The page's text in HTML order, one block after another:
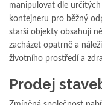
manipulovat dle
kontejneru pro běžný
starší objekty obsahují
zacházet opatrně a
životního prostředí a
Prodej